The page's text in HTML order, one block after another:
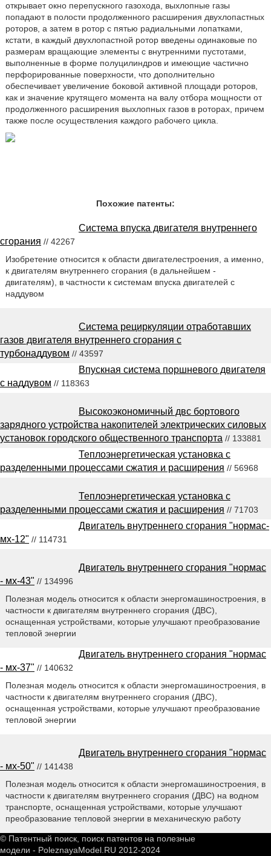
открывает окно перепускного газохода, выхлопные газы
попадают в полости продолженного расширения двухлопастных
роторов, а затем в ротор с пятью радиальными лопатками,
кстати, в каждый двухлопастной ротор введены одинаковые по
размерам вращающие элементы с внутренними пустотами,
выполненные в форме полуцилиндров и имеющие частично
перфорированные поверхности, что дополнительно
обеспечивает увеличение боковой активной площади роторов,
как и значение крутящего момента на валу отбора мощности от
продолженного расширения выхлопных газов в роторах, причем
также после осуществления каждого рабочего цикла.
Похожие патенты:
Система впуска двигателя внутреннего
сгорания // 42267
Изобретение относится к области двигателестроения, а именно,
к двигателям внутреннего сгорания (в дальнейшем -
двигателям), в частности к системам впуска двигателей с
наддувом
Система рециркуляции отработавших
газов двигателя внутреннего сгорания с
турбонаддувом // 43597
Впускная система поршневого двигателя
с наддувом // 118363
Высокоэкономичный двс бортового
зарядного устройства накопителей электрических силовых
установок городского общественного транспорта // 133881
Теплоэнергетическая установка с
разделенными процессами сжатия и расширения // 56968
Теплоэнергетическая установка с
разделенными процессами сжатия и расширения // 71703
Двигатель внутреннего сгорания "нормас-
мх-12" // 114731
Двигатель внутреннего сгорания "нормас
- мх-43" // 134996
Полезная модель относится к области энергомашиностроения, в
частности к двигателям внутреннего сгорания (ДВС),
оснащенная устройствами, которые улучшают преобразование
тепловой энергии
Двигатель внутреннего сгорания "нормас
- мх-37" // 140632
Полезная модель относится к области энергомашиностроения, в
частности к двигателям внутреннего сгорания (ДВС),
оснащенная устройствами, которые улучшают преобразование
тепловой энергии
Двигатель внутреннего сгорания "нормас
- мх-50" // 141438
Полезная модель относится к области энергомашиностроения, в
частности к двигателям внутреннего сгорания (ДВС) на водном
транспорте, оснащенная устройствами, которые улучшают
преобразование тепловой энергии в механическую работу
© Патентный поиск, поиск патентов на полезные
модели - PoleznayaModel.RU 2012-2024